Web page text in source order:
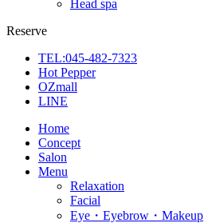
Head spa
Reserve
TEL:045-482-7323
Hot Pepper
OZmall
LINE
Home
Concept
Salon
Menu
Relaxation
Facial
Eye・Eyebrow・Makeup